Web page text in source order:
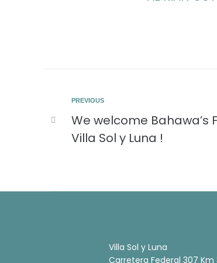
PREVIOUS
We welcome Bahawa’s
Villa Sol y Luna !
Villa Sol y Luna
Carretera Federal 307